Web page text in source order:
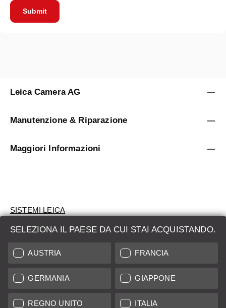
Submit
SELEZIONA IL PAESE DA CUI STAI ACQUISTANDO.
AUSTRIA FRANCIA
GERMANIA GIAPPONE
REGNO UNITO ITALIA
Leica Camera AG
Manutenzione & Riparazione
Maggiori Informazioni
SISTEMI LEICA
VALUTAZIONE
CERCHI UN PRODOTTO?
ASTE
PRODOTTI NUOVI